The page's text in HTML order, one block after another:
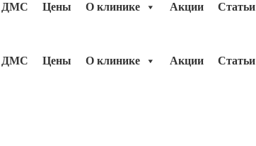
ДМС Цены О клинике Акции Статьи
ДМС Цены О клинике Акции Статьи